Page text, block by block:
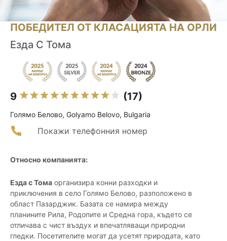
ПОБЕДИТЕЛ ОТ КЛАСАЦИЯТА НА ОРЛИ
Езда С Тома
9 (17)
Голямо Белово, Golyamo Belovo, Bulgaria
Покажи телефонния номер
Относно компанията:
Езда с Тома организира конни разходки и
приключения в село Голямо Белово, разположено в
област Пазарджик. Базата се намира между
планините Рила, Родопите и Средна гора, където се
отличава с чист въздух и впечатляващи природни
гледки. Посетителите могат да усетят природата, като